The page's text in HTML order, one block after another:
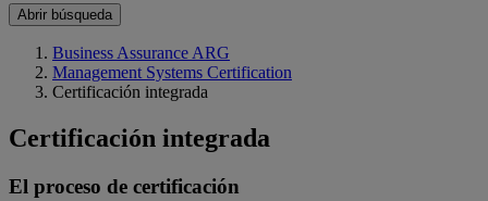
Abrir búsqueda
Business Assurance ARG
Management Systems Certification
Certificación integrada
Certificación integrada
El proceso de certificación